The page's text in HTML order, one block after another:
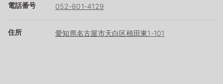
電話番号 052-801-4129
住所 愛知県名古屋市天白区植田東1-101